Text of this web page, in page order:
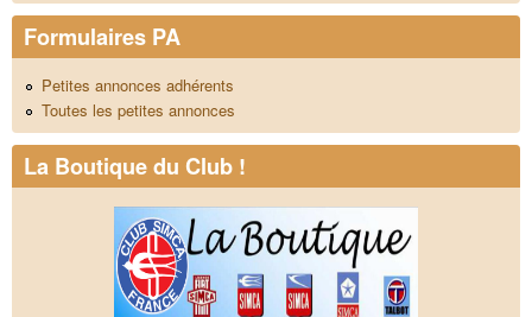
Formulaires PA
Petites annonces adhérents
Toutes les petites annonces
La Boutique du Club !